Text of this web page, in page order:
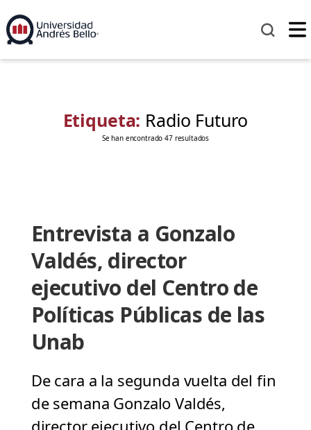
Etiqueta: Radio Futuro
Se han encontrado 47 resultados
Entrevista a Gonzalo
Valdés, director
ejecutivo del Centro de
Políticas Públicas de las
Unab
De cara a la segunda vuelta del fin
de semana Gonzalo Valdés,